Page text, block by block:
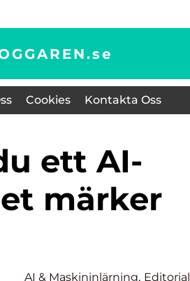
se
Cookies Kontakta Oss
märker
AI & Maskininlärning, Editorial